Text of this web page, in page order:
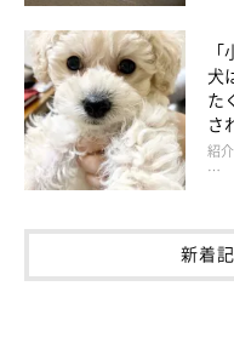
ない毎日の癒しで、大好き
元気いっぱいに育ってく
いなコンちゃんでいてほし
健康で元気に、幸せで楽し
いてほしいと思います」
関連記事:
おやつの有
犬
た
さ
紹
…
新着